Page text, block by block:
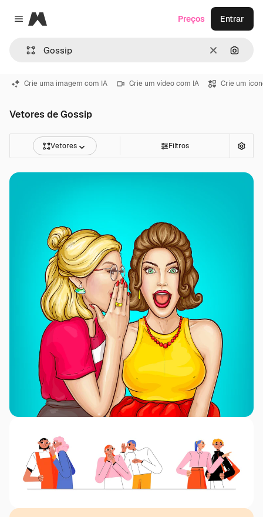
Close menu
Magnific
Limpar
Preços Entrar
Crie uma imagem com IA Crie um vídeo com IA Crie um
Vetores de Gossip
Vetores Filtros